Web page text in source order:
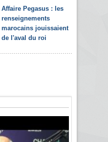
Affaire Pegasus : les
renseignements
marocains jouissaient
de l'aval du roi